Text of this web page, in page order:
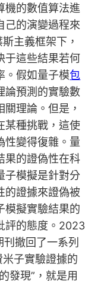
機的數值算法進
己的演變過程來
主義框架下，
于這些結果若何
。假如量子模包
論預測的實驗數
理論。但是，
某種挑戰，這使
性變得復雜。量
果的證偽性在科
子模擬是針對分
的證據來證偽被
模擬實驗結果的
評的態度。2023
撤回了一系列
子實驗證據的
發現”，就是用